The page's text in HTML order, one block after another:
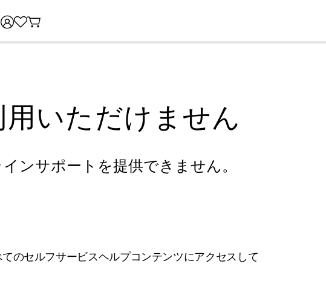
いただけません
ンサポートを提供できません。
のセルフサービスヘルプコンテンツにアクセスして